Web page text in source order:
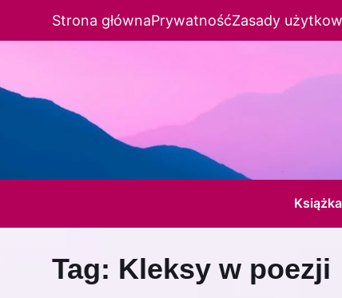
Strona głównaPrywatnośćZasady
Książka
Tag: Kleksy w poezji